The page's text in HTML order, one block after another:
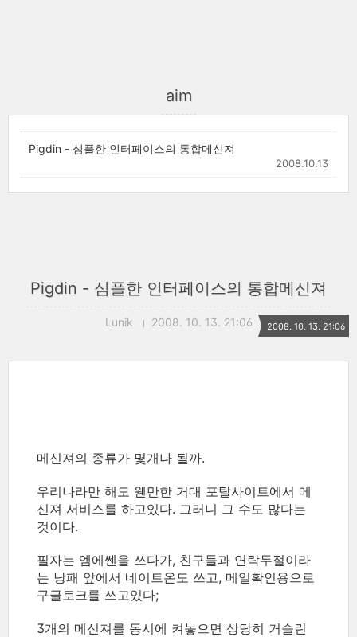
aim
Pigdin - 심플한 인터페이스의 통합메신져
2008.10.13
Pigdin - 심플한 인터페이스의 통합메신져
Lunik 2008. 10. 13. 21:06 2008. 10. 13. 21:06
메신져의 종류가 몇개나 될까.
우리나라만 해도 웬만한 거대 포탈사이트에서 메
신져 서비스를 하고있다. 그러니 그 수도 많다는
것이다.
필자는 엠에쎈을 쓰다가, 친구들과 연락두절이라
는 낭패 앞에서 네이트온도 쓰고, 메일확인용으로
구글토크를 쓰고있다;
3개의 메신져를 동시에 켜놓으면 상당히 거슬린